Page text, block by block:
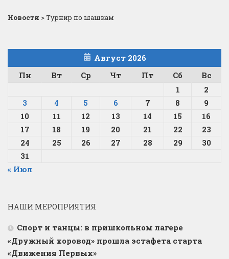
Новости >Турнир по шашкам
Август 2026
Пн
Вт Ср Чт Пт Сб
Вс
1
2
3
4 5 6 7 8
9
10
11 12 13 14 15
16
17
18 19 20 21 22
23
24
25 26 27 28 29
30
31
« Июл
НАШИ МЕРОПРИЯТИЯ
Спорт и танцы: в пришкольном лагере
«Дружный хоровод» прошла эстафета старта
«Движения Первых»